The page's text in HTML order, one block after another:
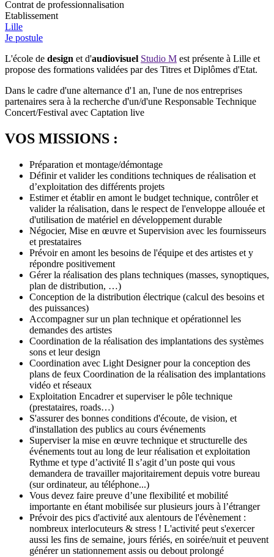
Contrat de professionnalisation
Etablissement
Lille
Je postule
L'école de design et d'audiovisuel Studio M est présente à Lille et
propose des formations validées par des Titres et Diplômes d'Etat.
Dans le cadre d'une alternance d'1 an, l'une de nos entreprises
partenaires sera à la recherche d'un/d'une Responsable Technique
Concert/Festival avec Captation live
VOS MISSIONS :
Préparation et montage/démontage
Définir et valider les conditions techniques de réalisation et
d’exploitation des différents projets
Estimer et établir en amont le budget technique, contrôler et
valider la réalisation, dans le respect de l'enveloppe allouée et
d'utilisation de matériel en développement durable
Négocier, Mise en œuvre et Supervision avec les fournisseurs
et prestataires
Prévoir en amont les besoins de l'équipe et des artistes et y
répondre positivement
Gérer la réalisation des plans techniques (masses, synoptiques,
plan de distribution, …)
Conception de la distribution électrique (calcul des besoins et
des puissances)
Accompagner sur un plan technique et opérationnel les
demandes des artistes
Coordination de la réalisation des implantations des systèmes
sons et leur design
Coordination avec Light Designer pour la conception des
plans de feux Coordination de la réalisation des implantations
vidéo et réseaux
Exploitation Encadrer et superviser le pôle technique
(prestataires, roads…)
S'assurer des bonnes conditions d'écoute, de vision, et
d'installation des publics au cours événements
Superviser la mise en œuvre technique et structurelle des
événements tout au long de leur réalisation et exploitation
Rythme et type d’activité Il s’agit d’un poste qui vous
demandera de travailler majoritairement depuis votre bureau
(sur ordinateur, au téléphone...)
Vous devez faire preuve d’une flexibilité et mobilité
importante en étant mobilisée sur plusieurs jours à l’étranger
Prévoir des pics d'activité aux alentours de l'évènement :
nombreux interlocuteurs & stress ! L'activité peut s'exercer
aussi les fins de semaine, jours fériés, en soirée/nuit et peuvent
générer un stationnement assis ou debout prolongé